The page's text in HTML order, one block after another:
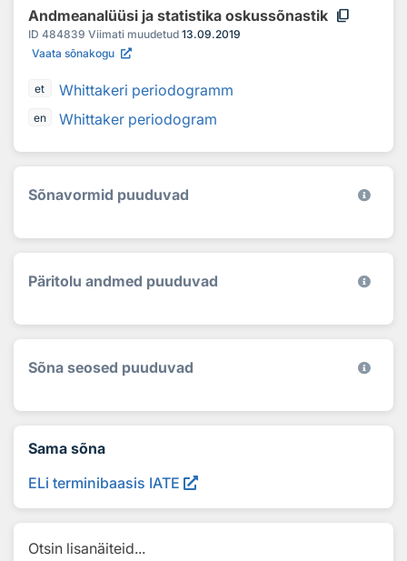
Andmeanalüüsi ja statistika oskussõnastik content_copy
ID 484839 Viimati muudetud 13.09.2019
Vaata sõnakogu
et Whittakeri periodogramm
en Whittaker periodogram
Sõnavormid puuduvad
Päritolu andmed puuduvad
Sõna seosed puuduvad
Sama sõna
ELi terminibaasis IATE
Otsin lisanäiteid...